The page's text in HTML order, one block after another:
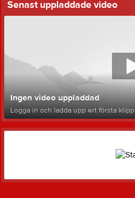
Senast uppladdade video
Ingen video uppladdad
Logga in och ladda upp ert första klipp